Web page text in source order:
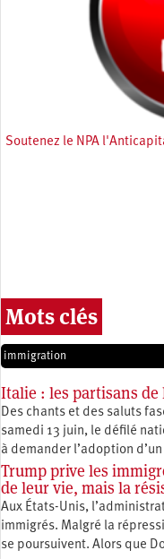
Soutenez le NPA
Mots clés
immigration
Italie : les partisans
Des chants et des saluts
samedi 13 juin, le défilé
à demander l’adoption
Trump prive les
de leur vie, mais la
Aux États-Unis,
immigrés. Malgré la
se poursuivent. Alors que